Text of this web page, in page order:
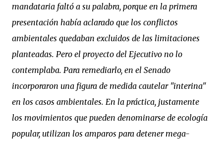
mandataria faltó a su palabra, porque en la primera
presentación había aclarado que los conflictos
ambientales quedaban excluidos de las limitaciones
planteadas. Pero el proyecto del Ejecutivo no lo
contemplaba. Para remediarlo, en el Senado
incorporaron una figura de medida cautelar "interina"
en los casos ambientales. En la práctica, justamente
los movimientos que pueden denominarse de ecología
popular, utilizan los amparos para detener mega-